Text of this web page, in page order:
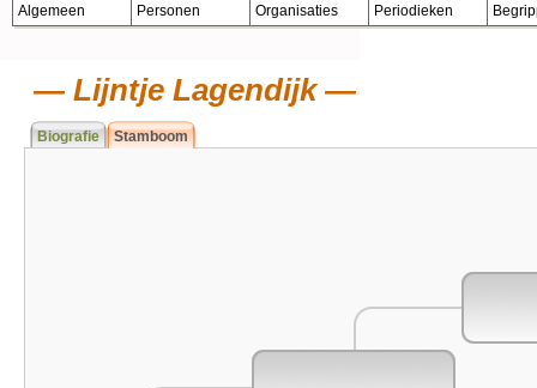
Algemeen Personen Organisaties Periodieken
Lijntje Lagendijk
Biografie Stamboom